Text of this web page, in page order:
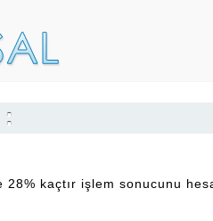
:
kaçtır işlem sonucunu